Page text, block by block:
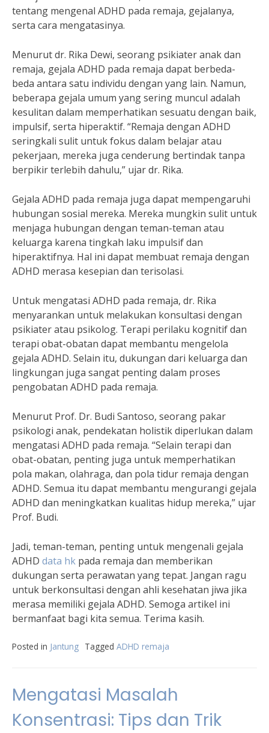
tentang mengenal ADHD pada remaja, gejalanya,
serta cara mengatasinya.
Menurut dr. Rika Dewi, seorang psikiater anak dan
remaja, gejala ADHD pada remaja dapat berbeda-
beda antara satu individu dengan yang lain. Namun,
beberapa gejala umum yang sering muncul adalah
kesulitan dalam memperhatikan sesuatu dengan baik,
impulsif, serta hiperaktif. “Remaja dengan ADHD
seringkali sulit untuk fokus dalam belajar atau
pekerjaan, mereka juga cenderung bertindak tanpa
berpikir terlebih dahulu,” ujar dr. Rika.
Gejala ADHD pada remaja juga dapat mempengaruhi
hubungan sosial mereka. Mereka mungkin sulit untuk
menjaga hubungan dengan teman-teman atau
keluarga karena tingkah laku impulsif dan
hiperaktifnya. Hal ini dapat membuat remaja dengan
ADHD merasa kesepian dan terisolasi.
Untuk mengatasi ADHD pada remaja, dr. Rika
menyarankan untuk melakukan konsultasi dengan
psikiater atau psikolog. Terapi perilaku kognitif dan
terapi obat-obatan dapat membantu mengelola
gejala ADHD. Selain itu, dukungan dari keluarga dan
lingkungan juga sangat penting dalam proses
pengobatan ADHD pada remaja.
Menurut Prof. Dr. Budi Santoso, seorang pakar
psikologi anak, pendekatan holistik diperlukan dalam
mengatasi ADHD pada remaja. “Selain terapi dan
obat-obatan, penting juga untuk memperhatikan
pola makan, olahraga, dan pola tidur remaja dengan
ADHD. Semua itu dapat membantu mengurangi gejala
ADHD dan meningkatkan kualitas hidup mereka,” ujar
Prof. Budi.
Jadi, teman-teman, penting untuk mengenali gejala
ADHD data hk pada remaja dan memberikan
dukungan serta perawatan yang tepat. Jangan ragu
untuk berkonsultasi dengan ahli kesehatan jiwa jika
merasa memiliki gejala ADHD. Semoga artikel ini
bermanfaat bagi kita semua. Terima kasih.
Posted in Jantung Tagged ADHD remaja
Mengatasi Masalah
Konsentrasi: Tips dan Trik